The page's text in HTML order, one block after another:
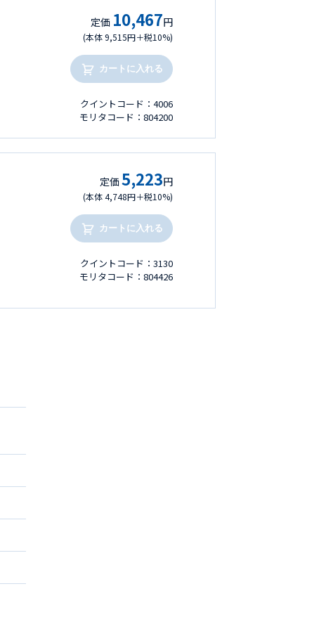
定価 10,467円
(本体 9,515円＋税10%)
カートに入れる
クイントコード：4006
モリタコード：804200
定価 5,223円
(本体 4,748円＋税10%)
カートに入れる
クイントコード：3130
モリタコード：804426